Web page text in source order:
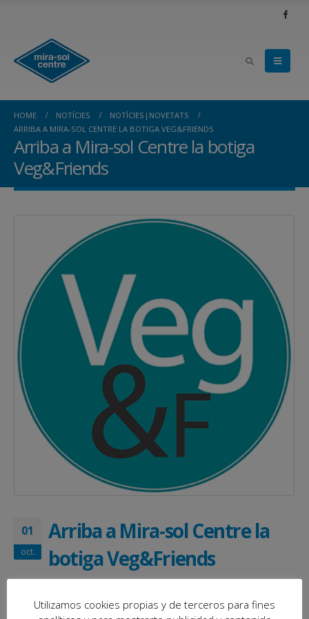
HOME NOTÍCIES
NOTÍCIES|NOVETATS
ARRIBA A MIRA-SOL CENTRE LA BOTIGA VEG&FRIENDS
Arriba a Mira-sol Centre la botiga
Veg&Friends
01
oct.
Arriba a Mira-sol Centre la
botiga Veg&Friends
Notícies|Novetats
A principis d’octubre obrirà un nou concepte de botiga a la nostra
Utilizamos cookies propias y de terceros para fines